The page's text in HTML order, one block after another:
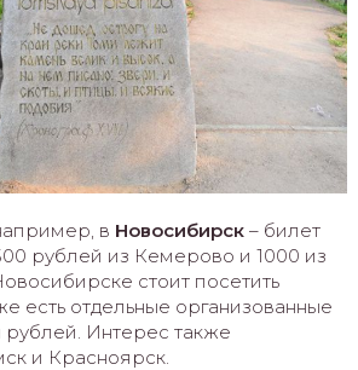
в Новосибирск– билет
рублей из Кемерово и 1000 из
стоит посетить
есть отдельные организованные
рублей. Интерес также
и Красноярск.